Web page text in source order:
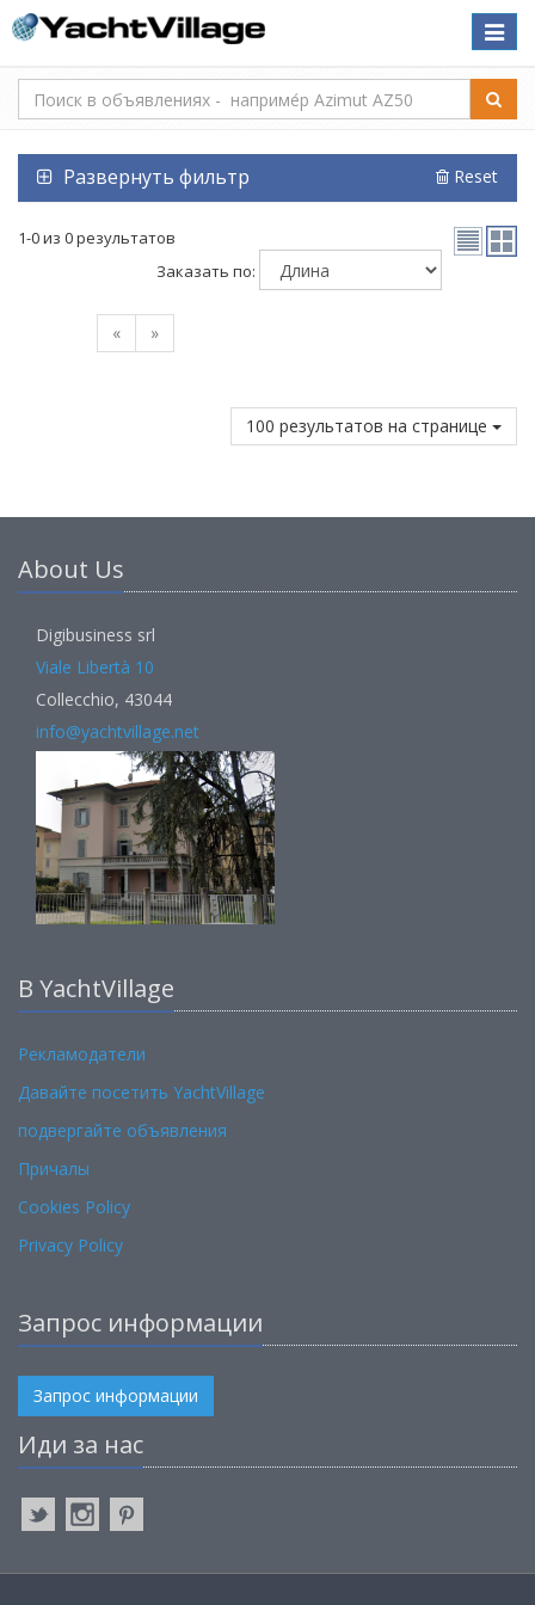
Toggle
Развернуть фильтр Reset
1-0 из 0 результатов
Заказать по:
« »
100 результатов на странице
About Us
Digibusiness srl
Viale Libertà 10
Collecchio, 43044
info@yachtvillage.net
В YachtVillage
Рекламодатели
Давайте посетить YachtVillage
подвергайте объявления
Причалы
Cookies Policy
Privacy Policy
Запрос информации
Запрос информации
Иди за нас